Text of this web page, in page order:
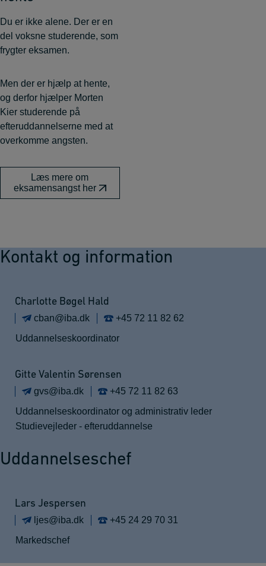
Du er ikke alene. Der er en
del voksne studerende, som
frygter eksamen.
Men der er hjælp at hente,
og derfor hjælper Morten
Kier studerende på
efteruddannelserne med at
overkomme angsten.
Læs mere om
eksamensangst her
Kontakt og information
Charlotte Bøgel Hald
cban@iba.dk
+45 72 11 82 62
Uddannelseskoordinator
Gitte Valentin Sørensen
gvs@iba.dk
+45 72 11 82 63
Uddannelseskoordinator og administrativ leder
Studievejleder - efteruddannelse
Uddannelseschef
Lars Jespersen
ljes@iba.dk
+45 24 29 70 31
Markedschef